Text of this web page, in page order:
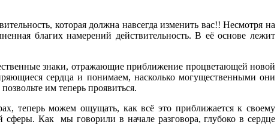
которая должна навсегда изменить вас!! Несмотря на
благих намерений действительность. В её основе лежит
знаки, отражающие приближение процветающей новой
сердца и понимаем, насколько могущественными они
им теперь проявиться.
теперь можем ощущать, как всё это приближается к своему
Как мы говорили в начале разговора, глубоко в сердце